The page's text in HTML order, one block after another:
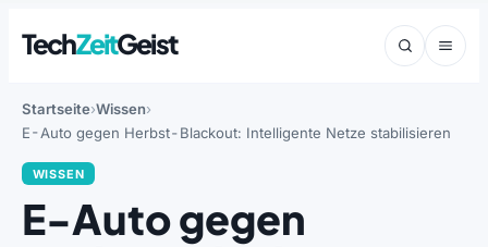
TechZeitGeist
Startseite Wissen
E-Auto gegen Herbst-Blackout: Intelligente Netze stabilisieren
WISSEN
E-Auto gegen